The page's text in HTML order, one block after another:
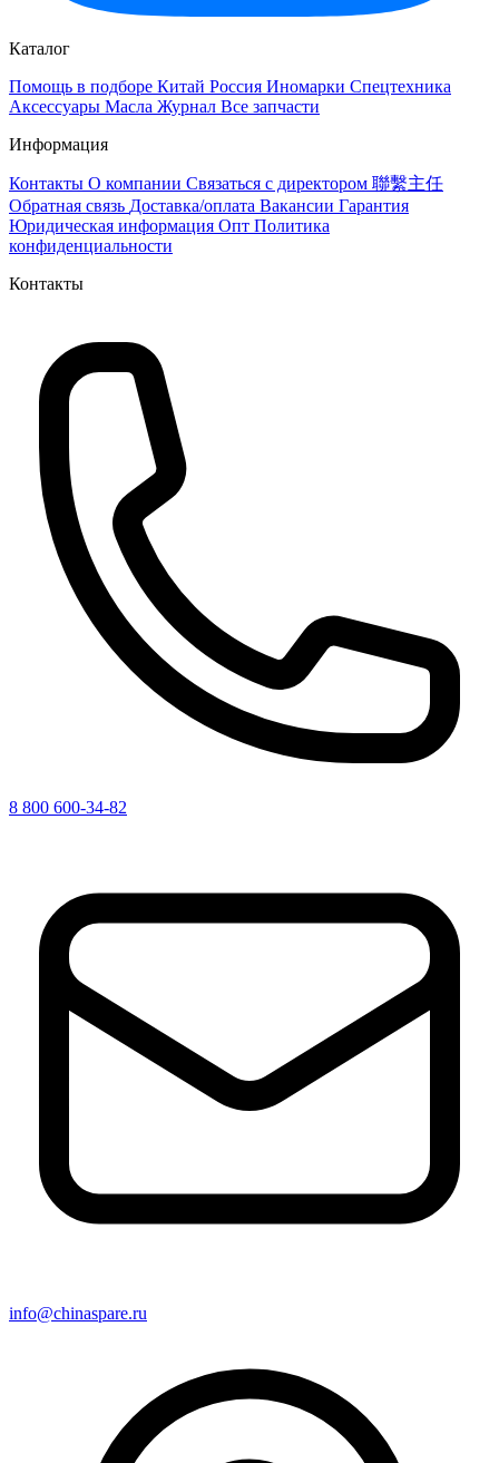
Каталог
Помощь в подборе Китай Россия Иномарки Спецтехника
Аксессуары Масла Журнал Все запчасти
Информация
Контакты О компании Связаться с директором 聯繫主任
Обратная связь Доставка/оплата Вакансии Гарантия
Юридическая информация Опт Политика
конфиденциальности
Контакты
8 800 600-34-82
info@chinaspare.ru